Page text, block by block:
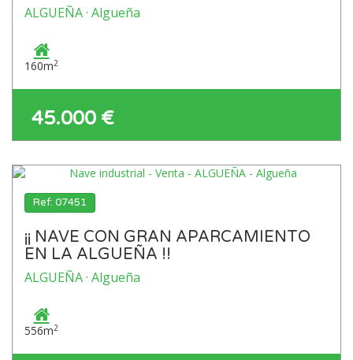
ALGUEÑA · Algueña
160m2
45.000 €
Ref: 07451
¡¡ NAVE CON GRAN APARCAMIENTO
EN LA ALGUEÑA !!
ALGUEÑA · Algueña
556m2